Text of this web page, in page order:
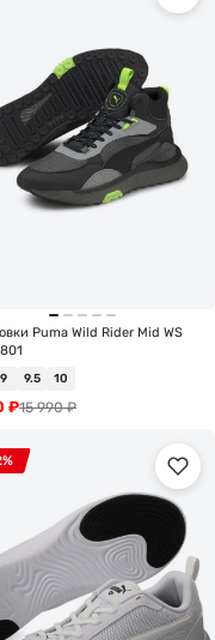
Puma Wild Rider Mid WS
9 9.5 10
15 990₽
₽